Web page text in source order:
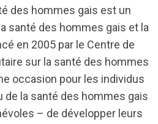
des hommes gais est un
santé des hommes gais et la
en 2005 par le Centre de
sur la santé des hommes
occasion pour les individus
la santé des hommes gais
– de développer leurs